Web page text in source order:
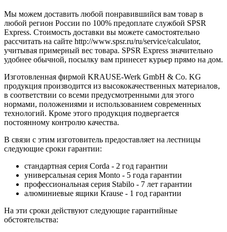
Мы можем доставить любой понравившийся вам товар в
любой регион России по 100% предоплате службой SPSR
Express. Стоимость доставки вы можете самостоятельно
рассчитать на сайте http://www.spsr.ru/ru/service/calculator,
учитывая примерный вес товара. SPSR Express значительно
удобнее обычной, посылку вам принесет курьер прямо на дом.
Изготовленная фирмой KRAUSE-Werk GmbH & Со. KG
продукция производится из высококачественных материалов,
в соответствии со всеми предусмотренными для этого
нормами, положениями и использованием современных
технологий. Кроме этого продукция подвергается
постоянному контролю качества.
В связи с этим изготовитель предоставляет на лестницы
следующие сроки гарантии:
стандартная серия Corda - 2 год гарантии
универсальная серия Monto - 5 года гарантии
профессиональная серия Stabilo - 7 лет гарантии
алюминиевые ящики Krause - 1 год гарантии
На эти сроки действуют следующие гарантийные
обстоятельства: